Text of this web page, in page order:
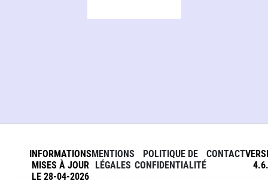
INFORMATIONS
MISES À JOUR
LE 28-04-2026
MENTIONS
LÉGALES
POLITIQUE DE
CONFIDENTIALITÉ
CONTACT